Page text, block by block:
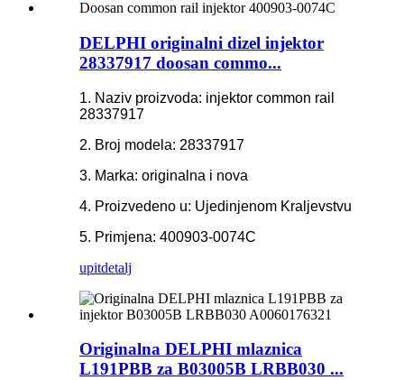
DELPHI originalni dizel injektor
28337917 doosan commo...
1. Naziv proizvoda: injektor common rail
28337917
2. Broj modela: 28337917
3. Marka: originalna i nova
4. Proizvedeno u: Ujedinjenom Kraljevstvu
5. Primjena: 400903-0074C
upitdetalj
Originalna DELPHI mlaznica
L191PBB za B03005B LRBB030 ...